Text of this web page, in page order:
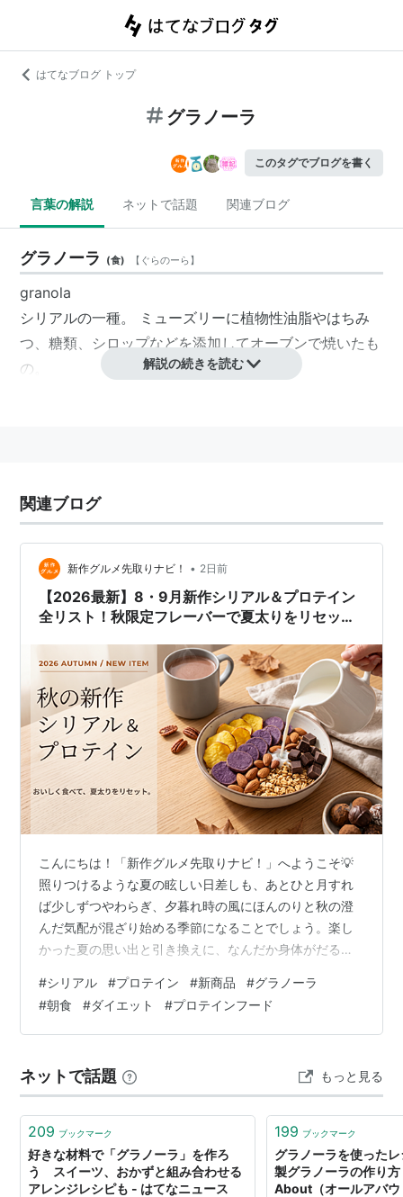
はてなブログ トップ
グラノーラ
このタグでブログを書く
言葉の解説 ネットで話題 関連ブログ
グラノーラ (食) 【 ぐらのーら】
granola
シリアルの一種。 ミューズリーに植物性油脂やはちみ
つ、糖類、シロップなどを添加してオーブンで焼いたも
の。
解説の続きを読む
関連ブログ
新作グルメ先取りナビ！ • 2日前
【2026最新】8・9月新作シリアル＆プロテイン
全リスト！秋限定フレーバーで夏太りをリセッ
こんにちは！「新作グルメ先取りナビ！」へようこそ💡
照りつけるような夏の眩しい日差しも、あとひと月すれ
ば少しずつやわらぎ、夕暮れ時の風にほんのりと秋の澄
んだ気配が混ざり始める季節になることでしょう。楽し
かった夏の思い出と引き換えに、なんだか身体がだるか
んだか身体が重いかも…」なんて焦りを感じてしまうこ
と、ありますよね？ 「夏太りをスッキリ解消して身体を
絞りたいけれど、味気ないダイエットメニューなんて絶
れたい」。そんな欲張りな私たちのワガママに応えてく
れる心強い食品たち！そうですヘルシーフード！ …
#シリアル #プロテイン #新商品 #グラノーラ
#朝食 #ダイエット #プロテインフード
ネットで話題 もっと見る
209 ブックマーク
好きな材料で「グラノーラ」を作ろ
う スイーツ、おかずと組み合わせる
アレンジレシピも - はてなニュース
199 ブックマーク
グラノーラを使った
製グラノーラの作り
About（オールアバウ